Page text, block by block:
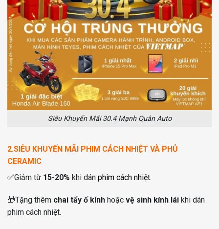
Siêu Khuyến Mãi 30.4 Mạnh Quân Auto
2.SIÊU KHUYẾN MÃI PHIM CÁCH NHIỆT VÀ PHỦ
CERAMIC
✅Giảm từ 15-20% khi dán phim cách nhiệt.
🎁Tặng thêm chai tẩy ố kính hoặc vệ sinh kính lái khi dán
phim cách nhiệt.